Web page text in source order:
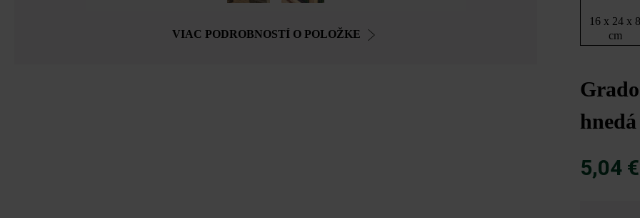
VIAC PODROBNOSTÍ O POLOŽKE
16 x 24 x 8
cm
hnedá
5,04